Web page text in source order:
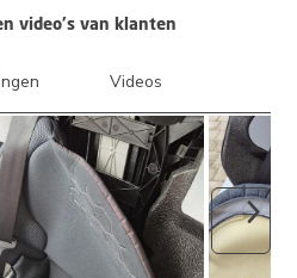
video's van klanten